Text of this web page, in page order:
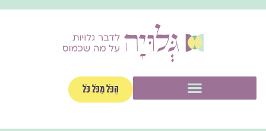
לתוכן
הַכֹּל מִכֹּל כֹּל